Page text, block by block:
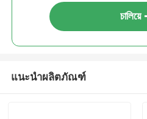
চালিয়ে
แนะนำผลิตภัณฑ์